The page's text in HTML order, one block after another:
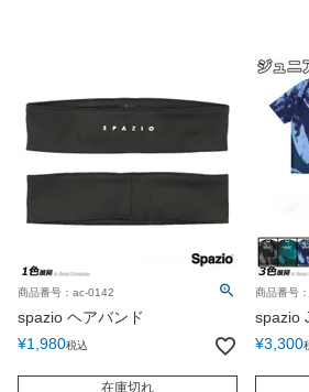
商品番号：ac-0142
spazio ヘアバンド
¥1,980税込
在庫切れ
商品番号
spazio
¥3,300